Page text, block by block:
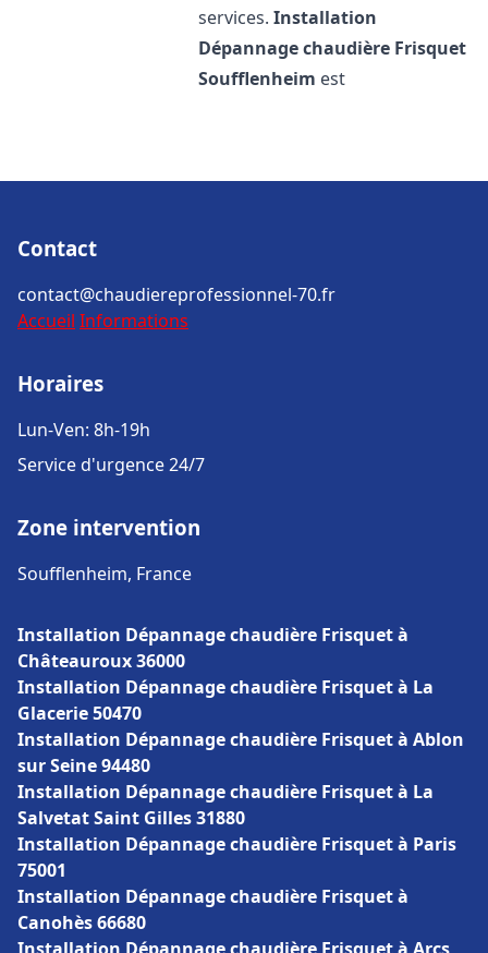
services.Installation
Dépannage chaudière Frisquet
Soufflenheim est
Contact
contact@chaudiereprofessionnel-70.fr
Accueil Informations
Horaires
Lun-Ven: 8h-19h
Service d'urgence 24/7
Zone intervention
Soufflenheim, France
Installation Dépannage chaudière Frisquet à
Châteauroux 36000
Installation Dépannage chaudière Frisquet à La
Glacerie 50470
Installation Dépannage chaudière Frisquet à Ablon
sur Seine 94480
Installation Dépannage chaudière Frisquet à La
Salvetat Saint Gilles 31880
Installation Dépannage chaudière Frisquet à Paris
75001
Installation Dépannage chaudière Frisquet à
Canohès 66680